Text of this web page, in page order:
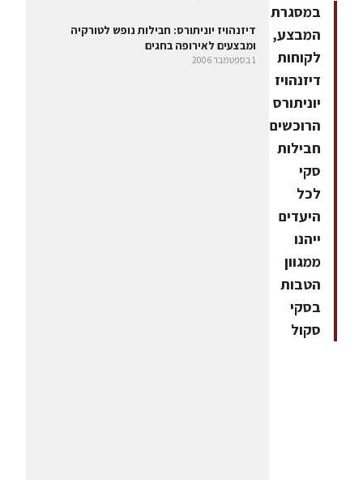
במסגרת
המבצע,
לקוחות
דיזנהויז
יוניתורס
הרוכשים
חבילות
סקי
לכל
היעדים
ייהנו
ממגוון
הטבות
בסקי
סקול
דיזנהויז יוניתורס: חבילות נופש לטורקיה
ומבצעים לאירופה בחגים
1 בספטמבר 2006